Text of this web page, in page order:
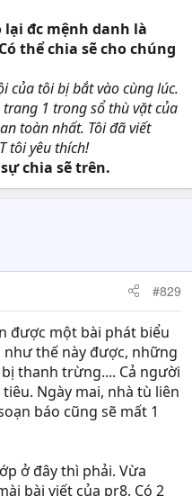
lại đc mệnh danh là
thể chia sẽ cho chúng
của tôi bị bắt vào cùng lúc.
1 trong sổ thù vặt của
toàn nhất. Tôi đã viết
tôi yêu thích!
chia sẽ trên.
#829
được một bài phát biểu
thế này được, những
thanh trừng.... Cả người
Ngày mai, nhà tù liên
báo cũng sẽ mất 1
ở đây thì phải. Vừa
bài viết của pr8. Có 2